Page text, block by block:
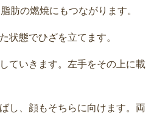
肪の燃焼にもつながります。
状態でひざを立てます。
ていきます。左手をその上に載
し、顔もそちらに向けます。両